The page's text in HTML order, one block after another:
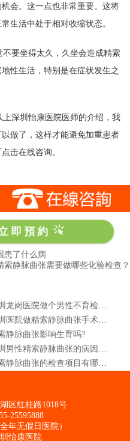
会。这一点也非常重要。这将
生活中处于相对收缩状态。
要坐得太久，久坐会造成精索
性生活，特别是在症状发生之
深圳怡康医院医师的介绍，我
做了，这样才能避免加重患者
击在线咨询。
即預約
患了什么病
索静脉曲张需要做哪些化验检查？
静脉曲张影响生育吗?
区红桂路1018号
25595888
年无假日医院）
怡康医院